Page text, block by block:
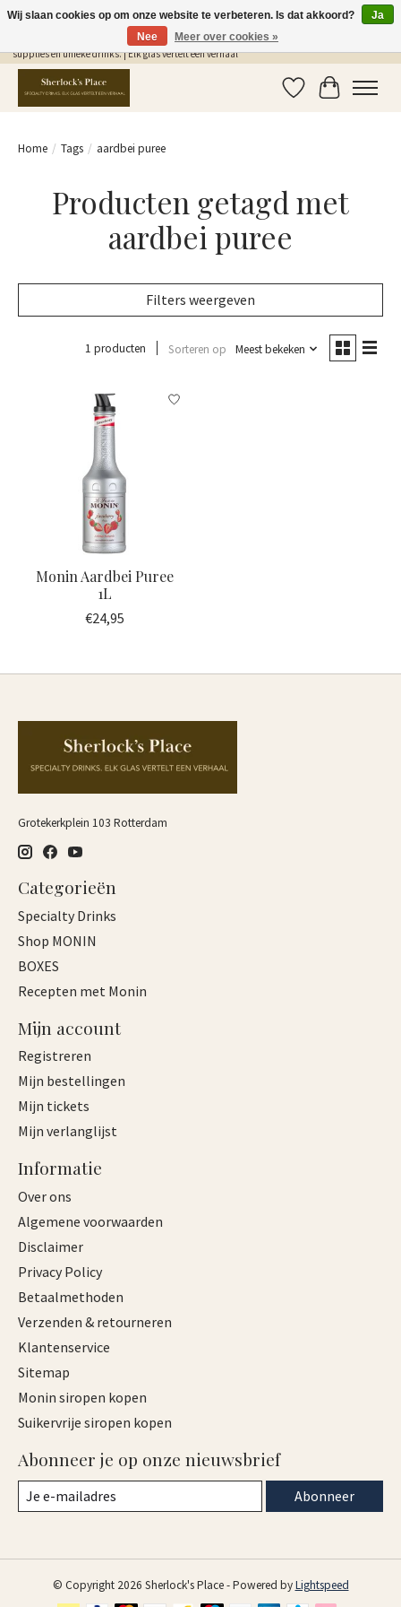
Gratis Verzending in NL vanaf €75,- | Sherlocks Place: dé plek voor MONIN siropen, bar
supplies en unieke drinks. | Elk glas vertelt een verhaal
Verlanglijst
Home / Tags / aardbei puree
Producten getagd met
aardbei puree
Filters weergeven
1 producten Sorteren op Meest bekeken
Monin Aardbei Puree
1L
€24,95
Grotekerkplein 103 Rotterdam
Categorieën
Specialty Drinks
Shop MONIN
BOXES
Recepten met Monin
Mijn account
Registreren
Mijn bestellingen
Mijn tickets
Mijn verlanglijst
Informatie
Over ons
Algemene voorwaarden
Disclaimer
Privacy Policy
Betaalmethoden
Verzenden & retourneren
Klantenservice
Sitemap
Monin siropen kopen
Suikervrije siropen kopen
Abonneer je op onze nieuwsbrief
Abonneer
© Copyright 2026 Sherlock's Place - Powered byLightspeed
Wij slaan cookies op om onze website te verbeteren. Is dat akkoord?
Ja
Nee
Meer over cookies »